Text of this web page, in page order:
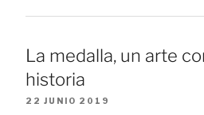
La medalla, un arte
historia
22 JUNIO 2019